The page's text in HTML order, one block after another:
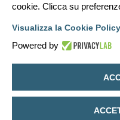
Contattaci
Creato daphpBB®
cookie. Clicca su
Visualizza la Cookie
Powered by